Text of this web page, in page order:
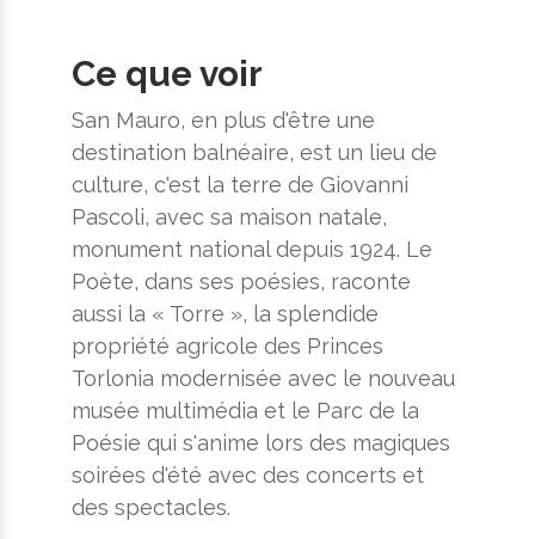
Ce que voir
San Mauro, en plus d'être une
destination balnéaire, est un lieu de
culture, c'est la terre de Giovanni
Pascoli, avec sa maison natale,
monument national depuis 1924. Le
Poète, dans ses poésies, raconte
aussi la « Torre », la splendide
propriété agricole des Princes
Torlonia modernisée avec le nouveau
musée multimédia et le Parc de la
Poésie qui s'anime lors des magiques
soirées d'été avec des concerts et
des spectacles.